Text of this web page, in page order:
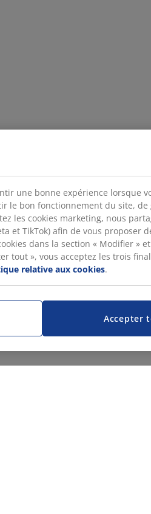
une bonne expérience lorsque
le bon fonctionnement du site, de
les cookies marketing, nous
et TikTok) afin de vous proposer
dans la section « Modifier »
tout », vous acceptez les trois
relative aux cookies.
Accepter